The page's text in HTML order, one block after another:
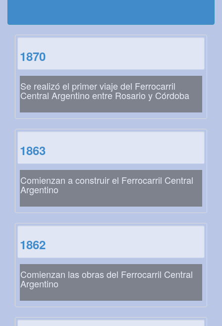
1870
Se realizó el primer viaje del Ferrocarril
Central Argentino entre Rosario y Córdoba
1863
Comienzan a construir el Ferrocarril Central
Argentino
1862
Comienzan las obras del Ferrocarril Central
Argentino